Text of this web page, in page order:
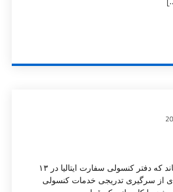
به اطلاع می‌رساند که دفتر کنسولی سفارت ایتالیا در ۱۳
۲۰۲۵ برای از سرگیری تدریجی خدمات کنسولی